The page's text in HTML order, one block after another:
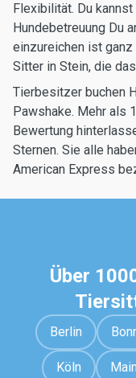
Flexibilität. Du
Hundebetreuung Du
einzureichen ist ganz
Sitter in Stein, die
Tierbesitzer buchen
Pawshake. Mehr als
Bewertung
Sternen. Sie alle
American Express
Über
Berlin
Köln